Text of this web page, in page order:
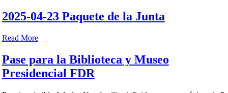
2025-04-23 Paquete de la Junta
Read More
Pase para la Biblioteca y Museo
Presidencial FDR